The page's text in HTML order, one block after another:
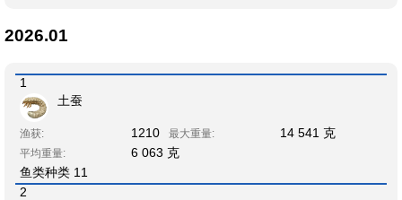
2026.01
1
土蚕
渔获: 1210 最大重量: 14 541 克
平均重量:
6 063 克
鱼类种类 11
2